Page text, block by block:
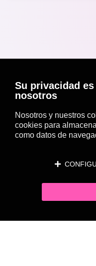
Su privacidad
nosotros
Nosotros y nuestros
cookies para
como datos de